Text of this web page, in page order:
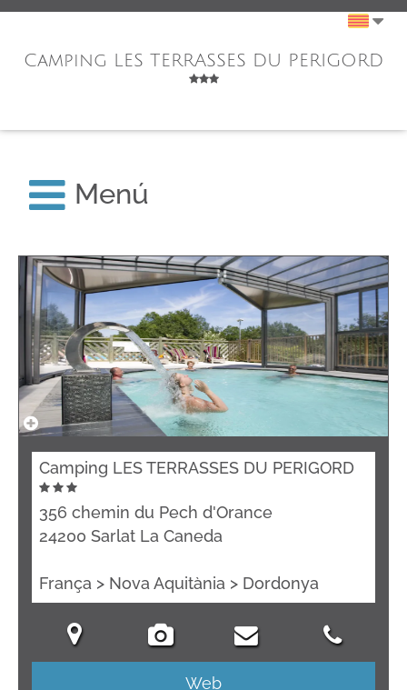
Camping LES TERRASSES DU PERIGORD
Menú
Camping LES TERRASSES DU PERIGORD
356 chemin du Pech d'Orance
24200 Sarlat La Caneda
França > Nova Aquitània > Dordonya
Web